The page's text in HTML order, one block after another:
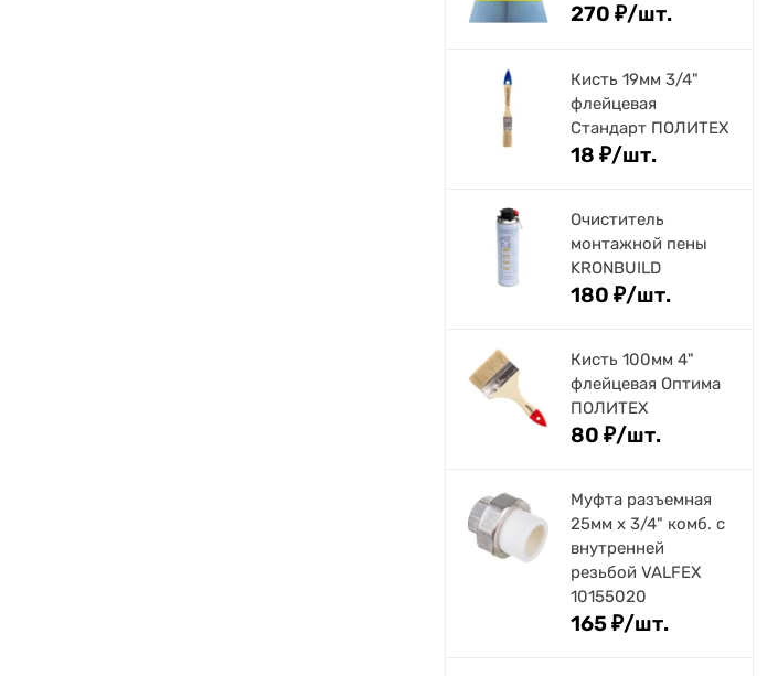
270 ₽/шт.
Кисть 19мм 3/4"
флейцевая
Стандарт ПОЛИТЕХ
18 ₽/шт.
Очиститель
монтажной пены
KRONBUILD
180 ₽/шт.
Кисть 100мм 4"
флейцевая Оптима
ПОЛИТЕХ
80 ₽/шт.
Муфта разъемная
25мм х 3/4" комб. с
внутренней
резьбой VALFEX
10155020
165₽/шт.